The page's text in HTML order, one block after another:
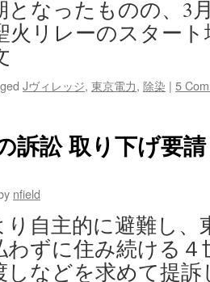
となったものの、3
火リレーのスター
Jヴィレッジ, 東京電力, 除染 | 5
訴訟 取り下げ要
nfield
り自主的に避難し、
わずに住み続ける
しなどを求めて提